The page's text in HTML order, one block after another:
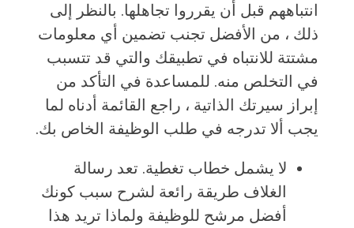
انتباههم قبل أن يقرروا تجاهلها. بالنظر إلى
ذلك ، من الأفضل تجنب تضمين أي معلومات
مشتتة للانتباه في تطبيقك والتي قد تتسبب
في التخلص منه. للمساعدة في التأكد من
إبراز سيرتك الذاتية ، راجع القائمة أدناه لما
يجب ألا تدرجه في طلب الوظيفة الخاص بك.
لا يشمل خطاب تغطية. تعد رسالة
الغلاف طريقة رائعة لشرح سبب كونك
أفضل مرشح للوظيفة ولماذا تريد هذا